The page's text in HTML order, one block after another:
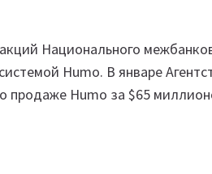
Национального
Humo. В январе
продаже Humo за $65